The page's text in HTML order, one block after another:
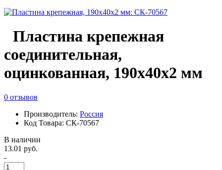
Пластина крепежная
соединительная,
оцинкованная, 190х40х2 мм
0 отзывов
Производитель: Россия
Код Товара: СК-70567
В наличии
13.01 руб.
-